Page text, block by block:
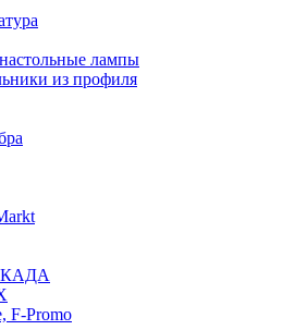
лампы
из профиля
F-Promo